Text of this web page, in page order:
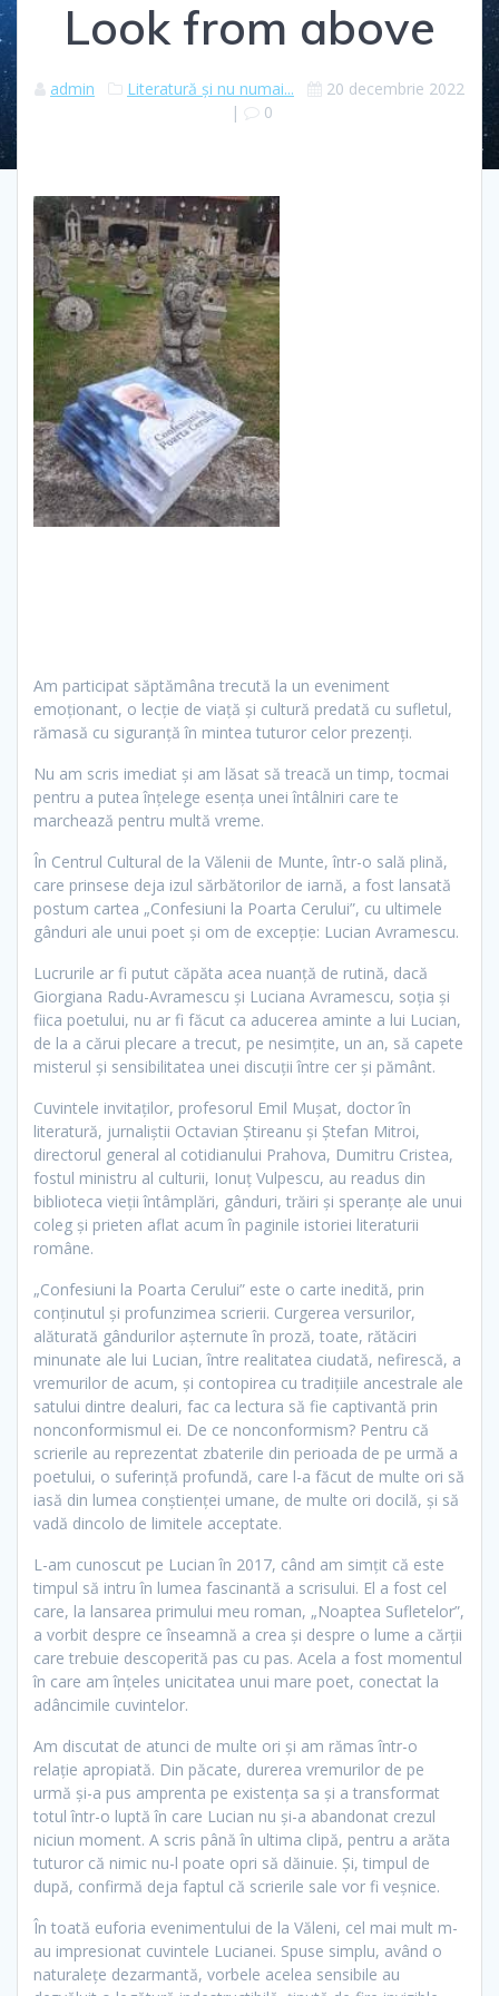
Look from above
admin Literatură şi nu numai...
20 decembrie 2022
|
0
Am participat săptămâna trecută la un eveniment
emoţionant, o lecţie de viaţă şi cultură predată cu sufletul,
rămasă cu siguranţă în mintea tuturor celor prezenţi.
Nu am scris imediat şi am lăsat să treacă un timp, tocmai
pentru a putea înţelege esenţa unei întâlniri care te
marchează pentru multă vreme.
În Centrul Cultural de la Vălenii de Munte, într-o sală plină,
care prinsese deja izul sărbătorilor de iarnă, a fost lansată
postum cartea „Confesiuni la Poarta Cerului”, cu ultimele
gânduri ale unui poet şi om de excepţie: Lucian Avramescu.
Lucrurile ar fi putut căpăta acea nuanţă de rutină, dacă
Giorgiana Radu-Avramescu şi Luciana Avramescu, soţia şi
fiica poetului, nu ar fi făcut ca aducerea aminte a lui Lucian,
de la a cărui plecare a trecut, pe nesimţite, un an, să capete
misterul şi sensibilitatea unei discuţii între cer şi pământ.
Cuvintele invitaţilor, profesorul Emil Muşat, doctor în
literatură, jurnaliştii Octavian Ştireanu şi Ştefan Mitroi,
directorul general al cotidianului Prahova, Dumitru Cristea,
fostul ministru al culturii, Ionuţ Vulpescu, au readus din
biblioteca vieţii întâmplări, gânduri, trăiri şi speranţe ale unui
coleg şi prieten aflat acum în paginile istoriei literaturii
române.
„Confesiuni la Poarta Cerului” este o carte inedită, prin
conţinutul şi profunzimea scrierii. Curgerea versurilor,
alăturată gândurilor aşternute în proză, toate, rătăciri
minunate ale lui Lucian, între realitatea ciudată, nefirescă, a
vremurilor de acum, şi contopirea cu tradiţiile ancestrale ale
satului dintre dealuri, fac ca lectura să fie captivantă prin
nonconformismul ei. De ce nonconformism? Pentru că
scrierile au reprezentat zbaterile din perioada de pe urmă a
poetului, o suferinţă profundă, care l-a făcut de multe ori să
iasă din lumea conştienţei umane, de multe ori docilă, şi să
vadă dincolo de limitele acceptate.
L-am cunoscut pe Lucian în 2017, când am simţit că este
timpul să intru în lumea fascinantă a scrisului. El a fost cel
care, la lansarea primului meu roman, „Noaptea Sufletelor”,
a vorbit despre ce înseamnă a crea şi despre o lume a cărţii
care trebuie descoperită pas cu pas. Acela a fost momentul
în care am înţeles unicitatea unui mare poet, conectat la
adâncimile cuvintelor.
Am discutat de atunci de multe ori şi am rămas într-o
relaţie apropiată. Din păcate, durerea vremurilor de pe
urmă şi-a pus amprenta pe existenţa sa şi a transformat
totul într-o luptă în care Lucian nu şi-a abandonat crezul
niciun moment. A scris până în ultima clipă, pentru a arăta
tuturor că nimic nu-l poate opri să dăinuie. Şi, timpul de
după, confirmă deja faptul că scrierile sale vor fi veşnice.
În toată euforia evenimentului de la Văleni, cel mai mult m-
au impresionat cuvintele Lucianei. Spuse simplu, având o
naturaleţe dezarmantă, vorbele acelea sensibile au